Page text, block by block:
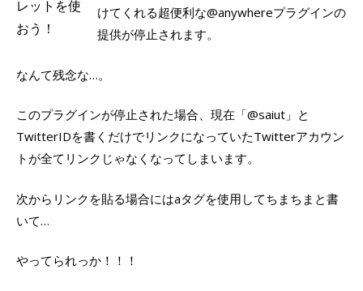
けてくれる超便利な@anywhereプラグインの
提供が停止されます。
なんて残念な…。
このプラグインが停止された場合、現在「@saiut」と
TwitterIDを書くだけでリンクになっていたTwitterアカウン
トが全てリンクじゃなくなってしまいます。
次からリンクを貼る場合にはaタグを使用してちまちまと書
いて…
やってられっか！！！